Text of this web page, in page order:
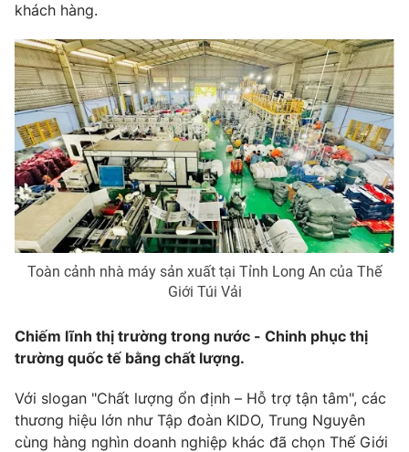
khách hàng.
Toàn cảnh nhà máy sản xuất tại Tỉnh Long An của Thế
Giới Túi Vải
Chiếm lĩnh thị trường trong nước - Chinh phục thị
trường quốc tế bằng chất lượng.
Với slogan "Chất lượng ổn định – Hỗ trợ tận tâm", các
thương hiệu lớn như Tập đoàn KIDO, Trung Nguyên
cùng hàng nghìn doanh nghiệp khác đã chọn Thế Giới